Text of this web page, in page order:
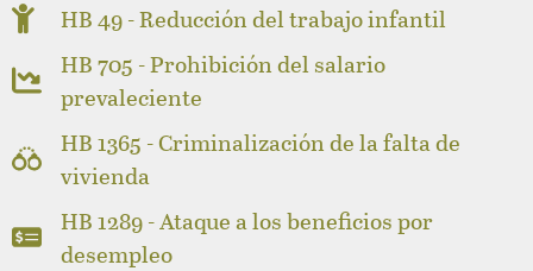
HB 49 - Reducción del trabajo infantil
HB 705 - Prohibición del salario
prevaleciente
HB 1365 - Criminalización de la falta de
vivienda
HB 1289 - Ataque a los beneficios por
desempleo